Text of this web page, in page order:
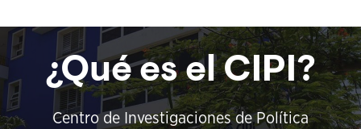
¿Qué es el CIPI?
Centro de Investigaciones de Política